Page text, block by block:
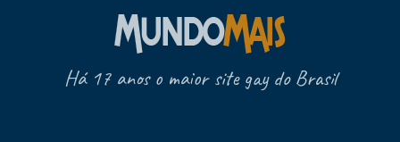
Há 17 anos o maior site gay do Brasil